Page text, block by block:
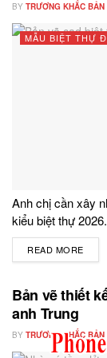
BY TRƯƠNG KHẮC BẢN
MẪU BIỆT THỰ
Anh chị cần xây
kiểu biệt thự
READ MORE
Bản vẽ thiết
anh Trung
BY TRƯƠNG KHẮC BẢN